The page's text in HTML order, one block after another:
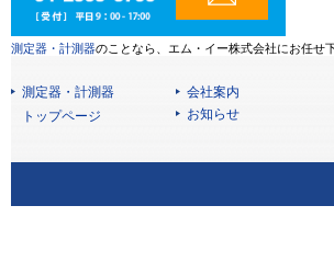
測定器・計測器のことなら、エム・イー株式会社にお任せ下
測定器・計測器
トップページ
会社案内
お知らせ